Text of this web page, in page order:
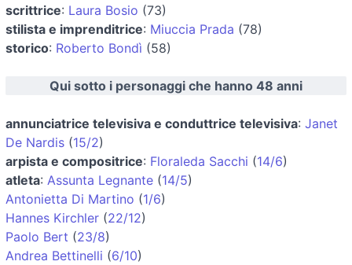
scrittrice: Laura Bosio (73)
stilista e imprenditrice: Miuccia Prada (78)
storico: Roberto Bondì (58)
Qui sotto i personaggi che hanno 48 anni
annunciatrice televisiva e conduttrice televisiva: Janet
De Nardis (15/2)
arpista e compositrice: Floraleda Sacchi (14/6)
atleta: Assunta Legnante (14/5)
Antonietta Di Martino (1/6)
Hannes Kirchler (22/12)
Paolo Bert (23/8)
Andrea Bettinelli (6/10)